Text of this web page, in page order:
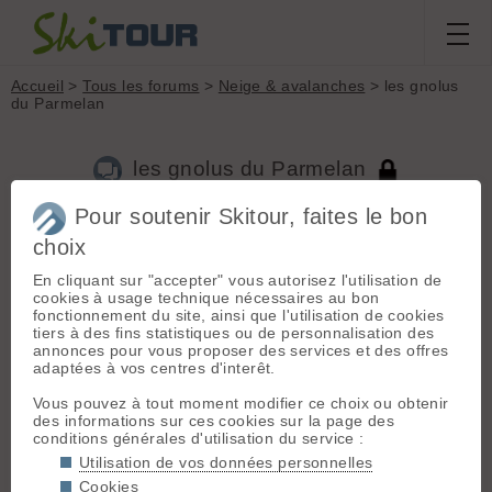
Accueil >Tous les forums > Neige & avalanches > les gnolus
du Parmelan
les gnolus du Parmelan
Aller à la page :
Nouveau sujet
Voir tous les sujets Chercher Archives
kikicé- Le 04/02/2015 19:42
grenadine et galopin?
Maki[709posts] - Le 04/02/2015 20:58
Miko a dit :
Ca fait longtemps que c'est comme ça et
heureusement ! C'est à ceux qui sont en amont
Pour soutenir Skitour, faites le bon
choix
En cliquant sur "accepter" vous autorisez l'utilisation de
cookies à usage technique nécessaires au bon
fonctionnement du site, ainsi que l'utilisation de cookies
tiers à des fins statistiques ou de personnalisation des
annonces pour vous proposer des services et des offres
adaptées à vos centres d'interêt.
Vous pouvez à tout moment modifier ce choix ou obtenir
des informations sur ces cookies sur la page des
conditions générales d'utilisation du service :
Utilisation de vos données personnelles
Cookies